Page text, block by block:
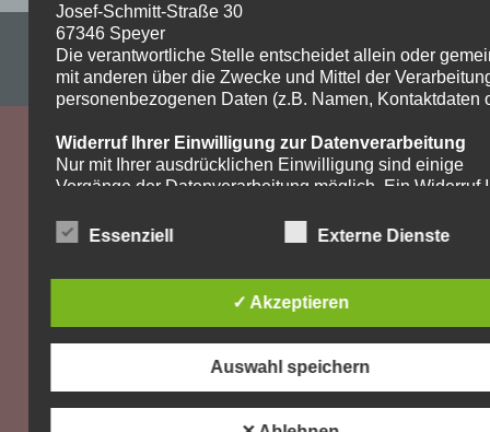
Impressum & Datenschutzerklärung
WordPress-Theme: Dynamic News von ThemeZee.
Josef-Schmitt-Straße 30
67346 Speyer
Die verantwortliche Stelle entscheidet allein oder
mit anderen über die Zwecke und Mittel der
personenbezogenen Daten (z.B. Namen, Kontaktdaten
Widerruf Ihrer Einwilligung zur Datenverarbeitung
Nur mit Ihrer ausdrücklichen Einwilligung sind einige
Vorgänge der Datenverarbeitung möglich. Ein Widerruf
Widerruf genügt eine formlose Mitteilung per E-Mail. Die
Recht auf Beschwerde bei der zuständigen
Aufsichtsbehörde
Als Betroffener steht Ihnen im Falle eines
der zuständigen Aufsichtsbehörde zu. Zuständige
Aufsichtsbehörde bezüglich datenschutzrechtlicher
Essenziell Externe Dienste
✓ Akzeptieren
Auswahl speichern